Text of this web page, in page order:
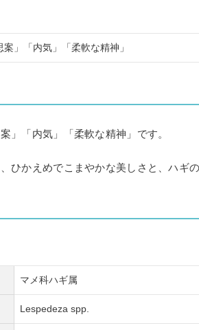
案」「内気」「柔軟な精神」
」「内気」「柔軟な精神」です。
、ひかえめでこまやかな美しさと、ハギ
マメ科ハギ属
Lespedeza spp.